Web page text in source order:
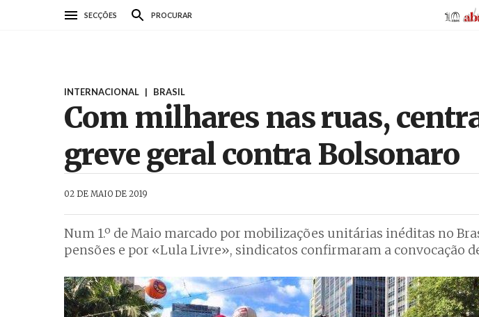
SECÇÕES PROCURAR
INTERNACIONAL | BRASIL
Com milhares nas ruas,
greve geral contra Bolsonaro
02 DE MAIO DE 2019
Num 1.º de Maio marcado por mobilizações unitárias inéditas no
pensões e por «Lula Livre», sindicatos confirmaram a convocação